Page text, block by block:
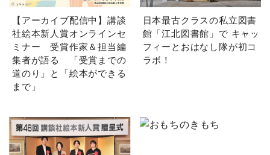
【アーカイブ配信中】講談
社絵本新人賞オンラインセ
ミナー 受賞作家＆担当編
集者が語る 「受賞までの
道のり」と「絵本ができる
まで」
日本最古クラスの私立図書
館「江北図書館」で キャッ
フィーとおはなし隊が初コ
ラボ！